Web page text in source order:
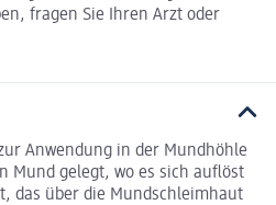
fragen Sie Ihren Arzt oder
Anwendung in der Mundhöhle
Mund gelegt, wo es sich auflöst
das über die Mundschleimhaut